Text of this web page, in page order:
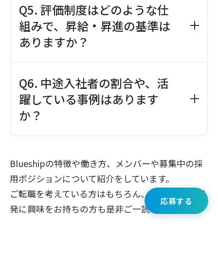
に慣れ、ご自身のポテンシャルを発揮し
ていただくことを期待しています。ご入
社後に面談や研修等を経て、中期的な
キャリア形成に向けて合意形成を進めて
Q5. 評価制度はどのような仕
組みで、昇給・昇進の基準は
ありますか？
します。プロフェッショナルコース／管
理職コースで評価軸はことなりますが、
それぞれの専門性を活かしてどんな成果
をあげてくださったかを評価し、待遇に
Q6. 中途入社者の割合や、活
躍している事例はあります
か？
進し、メンバーマネジメントをしながら
事業推進に貢献をしてくださっていま
す。中途・新卒の区別なく、実力を評価
する社風です。
Blueshipの特徴や働き方、メンバーや募集中の採
用ポジションについて紹介をしています。
ご転職を考えている方はもちろん、ServiceNow開
発に興味をお持ちの方も是非ご一読ください。
応募する